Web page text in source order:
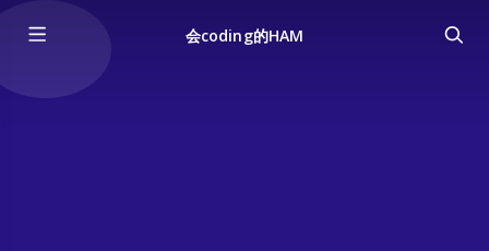
会coding的HAM